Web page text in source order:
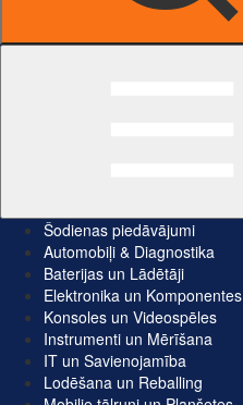
Šodienas piedāvājumi
Automobiļi & Diagnostika
Baterijas un Lādētāji
Elektronika un Komponentes
Konsoles un Videospēles
Instrumenti un Mērīšana
IT un Savienojamība
Lodēšana un Reballing